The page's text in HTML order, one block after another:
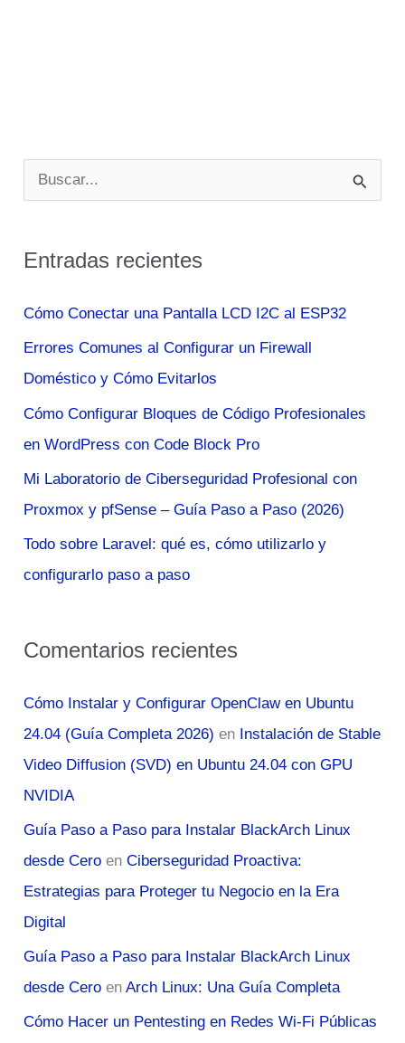
u
c
p
o
r
:
Entradas recientes
Cómo Conectar una Pantalla LCD I2C al ESP32
Errores Comunes al Configurar un Firewall
Doméstico y Cómo Evitarlos
Cómo Configurar Bloques de Código Profesionales
en WordPress con Code Block Pro
Mi Laboratorio de Ciberseguridad Profesional con
Proxmox y pfSense – Guía Paso a Paso (2026)
Todo sobre Laravel: qué es, cómo utilizarlo y
configurarlo paso a paso
Comentarios recientes
Cómo Instalar y Configurar OpenClaw en Ubuntu
24.04 (Guía Completa 2026) en Instalación de Stable
Video Diffusion (SVD) en Ubuntu 24.04 con GPU
NVIDIA
Guía Paso a Paso para Instalar BlackArch Linux
desde Cero enCiberseguridad Proactiva:
Estrategias para Proteger tu Negocio en la Era
Digital
Guía Paso a Paso para Instalar BlackArch Linux
desde Cero enArch Linux: Una Guía Completa
Cómo Hacer un Pentesting en Redes Wi-Fi Públicas